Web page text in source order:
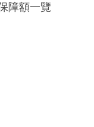
障額一覽